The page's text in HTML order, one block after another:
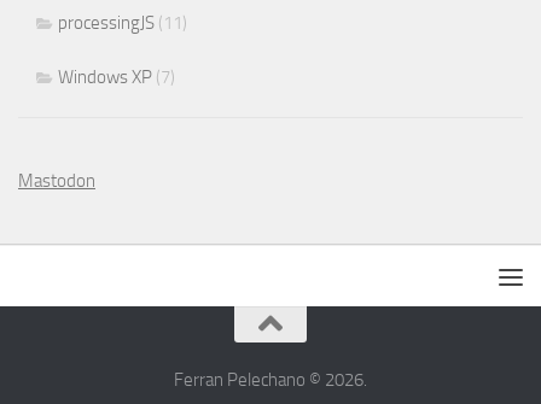
processingJS (11)
Windows XP (7)
Mastodon
Ferran Pelechano © 2026.